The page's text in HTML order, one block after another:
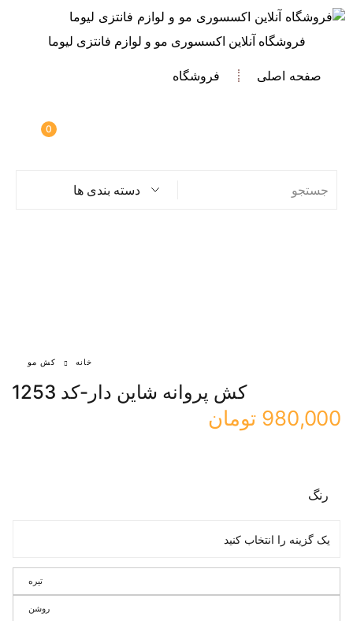
فروشگاه آنلاین اکسسوری مو و لوازم فانتزی لیوما
صفحه اصلی فروشگاه
0
دسته بندی ها
خانه کش مو
کش پروانه شاین دار-کد 1253
980,000 تومان
رنگ
تیره
روشن